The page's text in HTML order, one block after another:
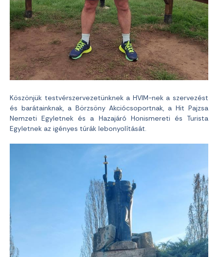
Köszönjük testvérszervezetünknek a HVIM-nek a szervezést
és barátainknak, a Börzsöny Akciócsoportnak, a Hit Pajzsa
Nemzeti Egyletnek és a Hazajáró Honismereti és Turista
Egyletnek az igényes túrák lebonyolítását.